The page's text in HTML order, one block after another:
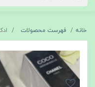
خانه فهرست محصولات ادکلن ۱۰۰میل